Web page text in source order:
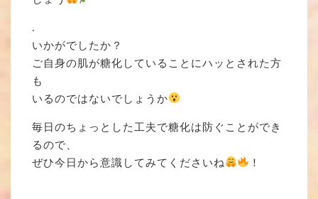
.
いかがでしたか？
ご自身の肌が糖化していることにハッとされた方
も
いるのではないでしょうか
毎日のちょっとした工夫で糖化は防ぐことができ
るので、
ぜひ今日から意識してみてくださいね
！